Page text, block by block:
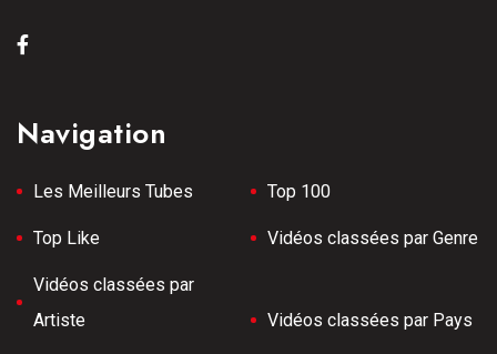
Navigation
Les Meilleurs Tubes Top 100
Top Like Vidéos classées par Genre
Vidéos classées par
Artiste
Vidéos classées par Pays